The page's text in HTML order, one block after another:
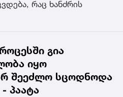
რაც ხანძრის
გია
იყო
შეეძლო სცოდნოდა
პაატა